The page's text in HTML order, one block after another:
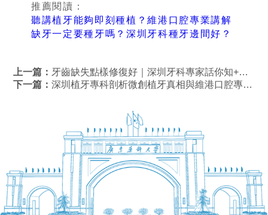
推薦閱讀：
聽講植牙能夠即刻種植？維港口腔專業講解
缺牙一定要種牙嗎？深圳牙科種牙邊間好？
上一篇： 牙齒缺失點樣修復好｜深圳牙科專家話你知+維港口腔植牙優惠詳情
下一篇：深圳植牙專科剖析微創植牙真相與維港口腔專業之選